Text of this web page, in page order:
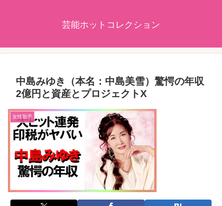
芸能ホットコレクション
中島みゆき（本名：中島美雪）驚愕の年収
2億円と資産とプロジェクトX
女性歌手